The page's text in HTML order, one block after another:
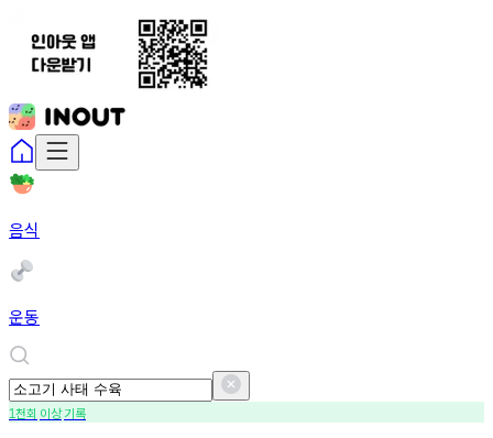
음식
운동
1천회 이상기록